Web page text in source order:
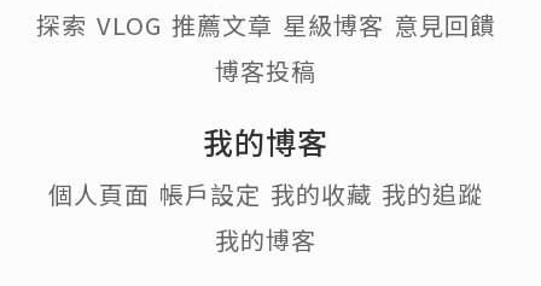
探索 VLOG 推薦文章 星級博客 意見回饋
博客投稿
我的博客
個人頁面 帳戶設定 我的收藏 我的追蹤
我的博客